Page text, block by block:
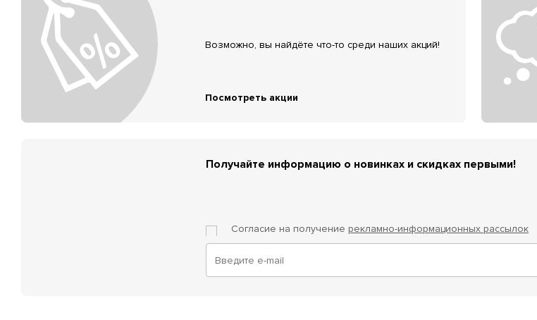
Возможно, вы найдёте что-то среди наших акций!
Посмотреть акции
Получайте информацию о новинках и скидках первыми!
Согласие на получение рекламно-информационных рассылок